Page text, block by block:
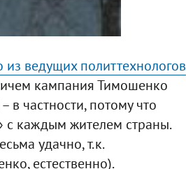
ведущих политтехнологов
кампания Тимошенко
в частности, потому что
с каждым жителем страны.
удачно, т.к.
естественно).